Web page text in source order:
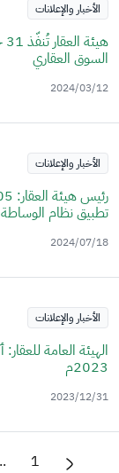
الأخبار والإعلانات
السوق العقاري
2024/03/12
الأخبار والإعلانات
تطبيق نظام الوساطة
2024/07/18
الأخبار والإعلانات
الهيئة العامة
2023م
2023/12/31
1